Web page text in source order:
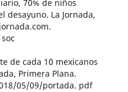
70% de niños
desayuno. La Jornada,
de cada 10 mexicanos
Primera Plana.
05/09/portada. pdf